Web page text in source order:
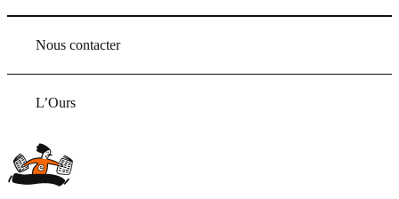
Nous contacter
L’Ours